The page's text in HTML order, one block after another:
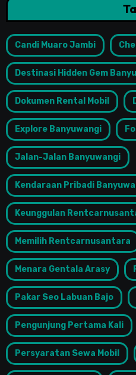
Candi Muaro Jambi
Destinasi Hidden Gem
Dokumen Rental Mobil
Explore Banyuwangi
Jalan-Jalan Banyuwangi
Kendaraan Pribadi
Keunggulan
Memilih Rentcarnusantara
Menara Gentala Arasy
Pakar Seo Labuan Bajo
Pengunjung Pertama Kali
Persyaratan Sewa Mobil